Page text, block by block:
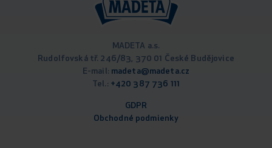
MADETA a.s.
Rudolfovská tř. 246/83, 370 01 České Budějovice
E-mail: madeta@madeta.cz
Tel.: +420 387 736 111
GDPR
Obchodné podmienky